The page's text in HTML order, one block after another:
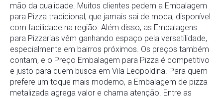
mão da qualidade. Muitos clientes pedem a Embalagem
para Pizza tradicional, que jamais sai de moda, disponível
com facilidade na região. Além disso, as Embalagens
para Pizzarias vêm ganhando espaço pela versatilidade,
especialmente em bairros próximos. Os preços também
contam, e o Preço Embalagem para Pizza é competitivo
e justo para quem busca em Vila Leopoldina. Para quem
prefere um toque mais moderno, a Embalagem de pizza
metalizada agrega valor e chama atenção. Entre as